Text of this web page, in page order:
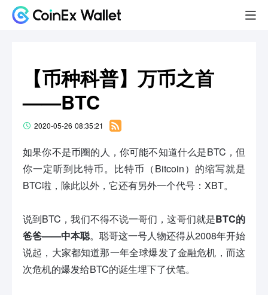
【币种科普】万币之首
——BTC
2020-05-26 08:35:21
如果你不是币圈的人，你可能不知道什么是BTC，但
你一定听到比特币。比特币（Bitcoin）的缩写就是
BTC啦，除此以外，它还有另外一个代号：XBT。
说到BTC，我们不得不说一哥们，这哥们就是BTC的
爸爸——中本聪。聪哥这一号人物还得从2008年开始
说起，大家都知道那一年全球爆发了金融危机，而这
次危机的爆发给BTC的诞生埋下了伏笔。